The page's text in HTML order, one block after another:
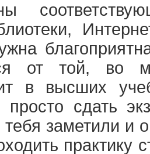
от той, во
в высших
просто сдать
заметили и
практику